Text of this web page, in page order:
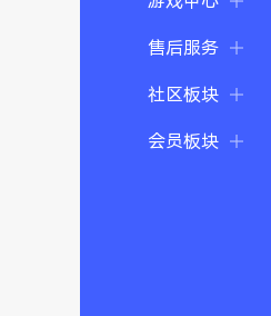
售后服务
社区板块
会员板块